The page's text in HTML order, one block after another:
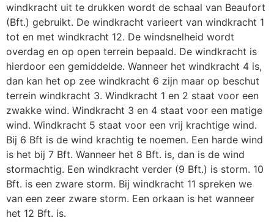
windkracht uit te drukken wordt de schaal van Beaufort
(Bft.) gebruikt. De windkracht varieert van windkracht 1
tot en met windkracht 12. De windsnelheid wordt
overdag en op open terrein bepaald. De windkracht is
hierdoor een gemiddelde. Wanneer het windkracht 4 is,
dan kan het op zee windkracht 6 zijn maar op beschut
terrein windkracht 3. Windkracht 1 en 2 staat voor een
zwakke wind. Windkracht 3 en 4 staat voor een matige
wind. Windkracht 5 staat voor een vrij krachtige wind.
Bij 6 Bft is de wind krachtig te noemen. Een harde wind
is het bij 7 Bft. Wanneer het 8 Bft. is, dan is de wind
stormachtig. Een windkracht verder (9 Bft.) is storm. 10
Bft. is een zware storm. Bij windkracht 11 spreken we
van een zeer zware storm. Een orkaan is het wanneer
het 12 Bft. is.